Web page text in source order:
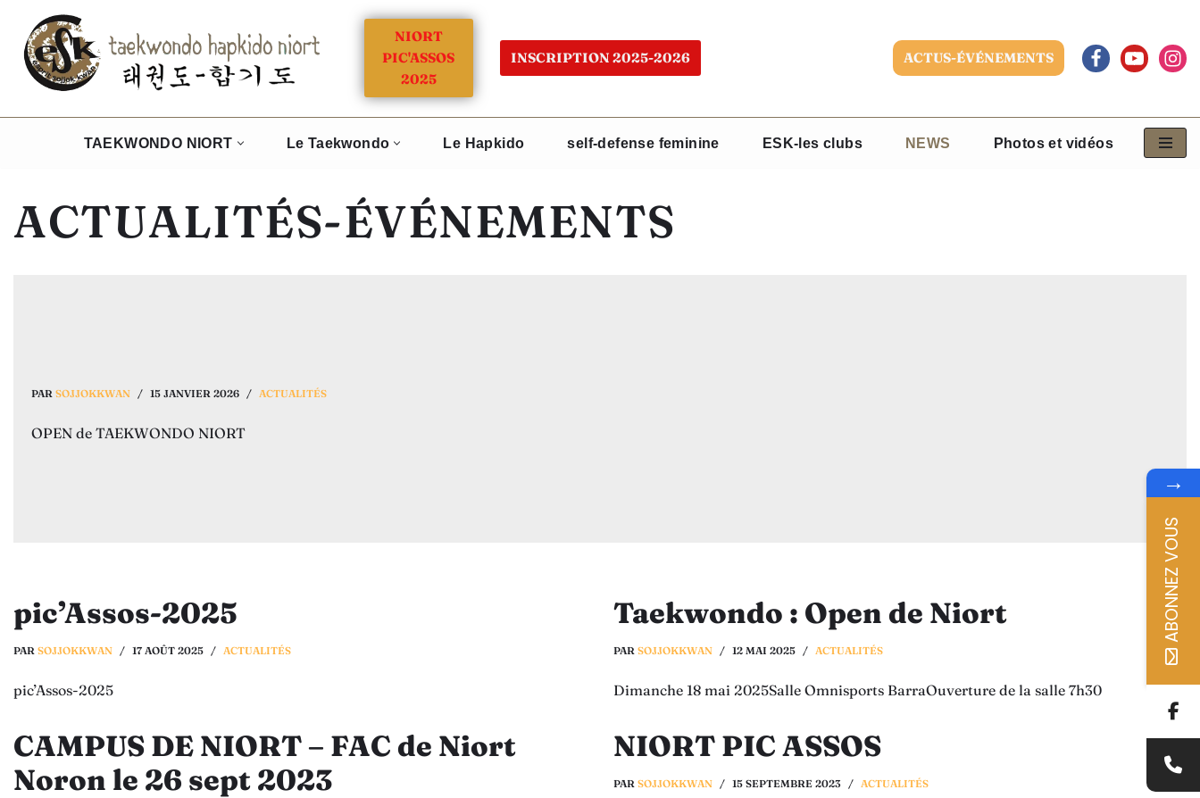
Aller
au
NIORT
PIC'ASSOS
2025
INSCRIPTION 2025-2026 ACTUS-ÉVÉNEMENTS
TAEKWONDO NIORT Le Taekwondo Le Hapkido self-defense feminine ESK-les clubs NEWS Photos et vidéos
ACTUALITÉS-ÉVÉNEMENTS
PAR SOJJOKKWAN 15 JANVIER 2026 ACTUALITÉS
OPEN de TAEKWONDO NIORT
pic’Assos-2025
PAR SOJJOKKWAN 17 AOÛT 2025 ACTUALITÉS
pic’Assos-2025
Taekwondo : Open de Niort
PAR SOJJOKKWAN 12 MAI 2025 ACTUALITÉS
Dimanche 18 mai 2025Salle Omnisports BarraOuverture de la salle 7h30
CAMPUS DE NIORT – FAC de Niort
Noron le 26 sept 2023
NIORT PIC ASSOS
PAR SOJJOKKWAN 15 SEPTEMBRE 2023 ACTUALITÉS
→
ABONNEZ VOUS